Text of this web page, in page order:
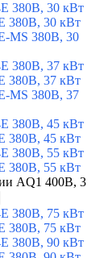
380В, 30 кВт
380В, 30 кВт
MS 380В, 30
380В, 37 кВт
380В, 37 кВт
MS 380В, 37
380В, 45 кВт
380В, 45 кВт
380В, 55 кВт
380В, 55 кВт
AQ1 400В, 3
380В, 75 кВт
380В, 75 кВт
380В, 90 кВт